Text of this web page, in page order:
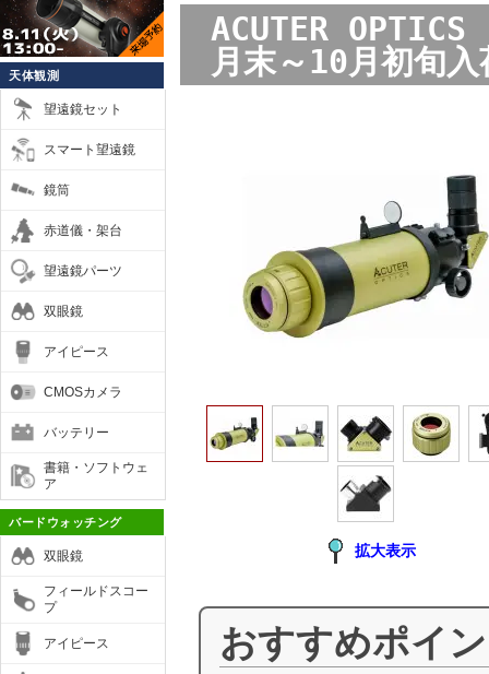
天体観測
望遠鏡セット
スマート望遠鏡
鏡筒
赤道儀・架台
望遠鏡パーツ
双眼鏡
アイピース
CMOSカメラ
バッテリー
書籍・ソフトウェ
ア
バードウォッチング
双眼鏡
フィールドスコー
プ
アイピース
ACUTER
月末～10月初旬
拡大表示
おすすめポイ